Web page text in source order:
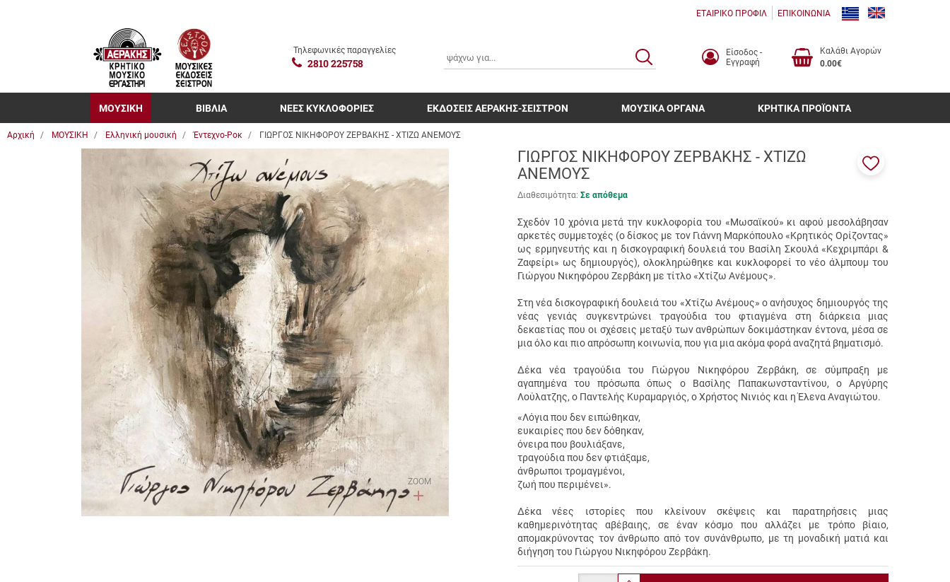
ΕΤΑΙΡΙΚΟ ΠΡΟΦΙΛ ΕΠΙΚΟΙΝΩΝΙΑ
Τηλεφωνικές παραγγελίες
2810 225758
ΑΝΑΖΗΤΗΣΗ
Είσοδος -
Εγγραφή
Καλάθι Αγορών
0.00€
ΜΟΥΣΙΚΗ ΒΙΒΛΙΑ ΝΕΕΣ ΚΥΚΛΟΦΟΡΙΕΣ ΕΚΔΟΣΕΙΣ ΑΕΡΑΚΗΣ-ΣΕΙΣΤΡΟΝ ΜΟΥΣΙΚΑ ΟΡΓΑΝΑ ΚΡΗΤΙΚΑ ΠΡΟΪΟΝΤΑ
Αρχική ΜΟΥΣΙΚΗ Ελληνική μουσική Έντεχνο-Ροκ ΓΙΩΡΓΟΣ ΝΙΚΗΦΟΡΟΥ ΖΕΡΒΑΚΗΣ - ΧΤΙΖΩ ΑΝΕΜΟΥΣ
ZOOM
ΓΙΩΡΓΟΣ ΝΙΚΗΦΟΡΟΥ ΖΕΡΒΑΚΗΣ - ΧΤΙΖΩ
ΑΝΕΜΟΥΣ
Διαθεσιμότητα: Σε απόθεμα
Σχεδόν 10 χρόνια μετά την κυκλοφορία του «Μωσαϊκού» κι αφού μεσολάβησαν
αρκετές συμμετοχές (ο δίσκος με τον Γιάννη Μαρκόπουλο «Κρητικός Ορίζοντας»
ως ερμηνευτής και η δισκογραφική δουλειά του Βασίλη Σκουλά «Κεχριμπάρι &
Ζαφείρι» ως δημιουργός), ολοκληρώθηκε και κυκλοφορεί το νέο άλμπουμ του
Γιώργου Νικηφόρου Ζερβάκη με τίτλο «Χτίζω Ανέμους».
Στη νέα δισκογραφική δουλειά του «Χτίζω Ανέμους» ο ανήσυχος δημιουργός της
νέας γενιάς συγκεντρώνει τραγούδια του φτιαγμένα στη διάρκεια μιας
δεκαετίας που οι σχέσεις μεταξύ των ανθρώπων δοκιμάστηκαν έντονα, μέσα σε
μια όλο και πιο απρόσωπη κοινωνία, που για μια ακόμα φορά αναζητά βηματισμό.
Δέκα νέα τραγούδια του Γιώργου Νικηφόρου Ζερβάκη, σε σύμπραξη με
αγαπημένα του πρόσωπα όπως ο Βασίλης Παπακωνσταντίνου, ο Αργύρης
Λούλατζης, ο Παντελής Κυραμαργιός, ο Χρήστος Νινιός και η Έλενα Αναγιώτου.
«Λόγια που δεν ειπώθηκαν,
ευκαιρίες που δεν δόθηκαν,
όνειρα που βουλιάξανε,
τραγούδια που δεν φτιάξαμε,
άνθρωποι τρομαγμένοι,
ζωή που περιμένει».
Δέκα νέες ιστορίες που κλείνουν σκέψεις και παρατηρήσεις μιας
καθημερινότητας αβέβαιης, σε έναν κόσμο που αλλάζει με τρόπο βίαιο,
απομακρύνοντας τον άνθρωπο από τον συνάνθρωπο, με τη μοναδική ματιά και
διήγηση του Γιώργου Νικηφόρου Ζερβάκη.